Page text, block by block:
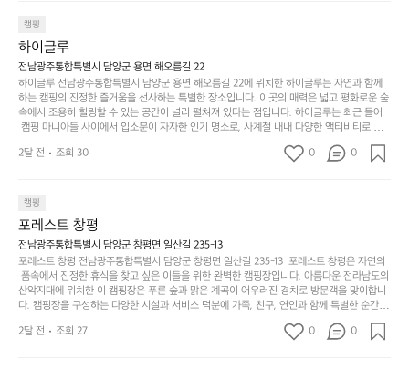
이
걸
리
는
순
다.
그
럴
때
는
차
갑’입
니
다.
일
상
에
고
다
니
고
싶
어
분
하
고,
단
순
하
하
지
않
은
디
자
바로 화장실있음 .5분거리 cu .2분거리 음식점  항구에
서부터 해변까지 버스도 다니네요 ㅎㅎㅎ 아이들 엄청
좋아하네요 점심쯤도착해서 철수할때까지 물놀이 3
타임이나 했네요 ⛱️
항구에서부터 해변까지 버스도 다니네요 ㅎㅎㅎ 아이들 엄청 좋아하네요 점
심쯤도착해서 철수할때까지 물놀이 3타임이나 했네요 ⛱️
포
리
해
변
캠
핑!
무
좋
네
요
이
캠핑
하이글루
전남광주통합특별시 담양군 용면 해오름길 22
하이글루 전남광주통합특별시 담양군 용면 해오름길 22에 위치한 하이글루는 자연과 함께
하는 캠핑의 진정한 즐거움을 선사하는 특별한 장소입니다. 이곳의 매력은 넓고 평화로운 숲
속에서 조용히 힐링할 수 있는 공간이 널리 펼쳐져 있다는 점입니다. 하이글루는 최근 들어
캠핑 마니아들 사이에서 입소문이 자자한 인기 명소로, 사계절 내내 다양한 액티비티로 방
문객들을 맞이합니다. 특히, 하이글루의 독특한 시설인 글램핑 텐트는 고객들에게 아늑한 잠
자리를 제공하며, 캠핑의 매력을 한층 더해 줍니다. 밖에서는 자연의 소리를 들으며, 내부에
함께 좋은 시간을 보낼 수 있다는 것입니다. 또한, 하이글루 인근에는 다양한 트레킹 코스와
자전거 도로가 있어 아웃도어 활동을 좋아하는 이들에게 더욱 참조할 만한 장소가 됩니다.
담양의 아름다운 자연과 함께, 건강한 레저 활동을 즐기며 행복한 캠핑 경험을 쌓으실 수 있
습니다. 하이글루에서 특별한 순간을 만끽해보세요. 따뜻한 햇살과 함께하는 아침, 상징적인
담양의 죽녹원과 함께 어우러진 저녁, 그리고 고요한 밤하늘 아래에서 별을 바라보며 나누는
이야기들은 여러분의 캠핑 여행을 더욱 특별하게 만들어 줄 것입니다.  인기 정도: ★★★★
★
2달 전 조회 30 0 0
캠핑
포레스트 창평
전남광주통합특별시 담양군 창평면 일산길 235-13
포레스트 창평 전남광주통합특별시 담양군 창평면 일산길 235-13  포레스트 창평은 자연의
품속에서 진정한 휴식을 찾고 싶은 이들을 위한 완벽한 캠핑장입니다. 아름다운 전라남도의
산악지대에 위치한 이 캠핑장은 푸른 숲과 맑은 계곡이 어우러진 경치로 방문객을 맞이합니
다. 캠핑장을 구성하는 다양한 시설과 서비스 덕분에 가족, 친구, 연인과 함께 특별한 순간을
만들어갈 수 있는 최적의 공간이 됩니다.  포레스트 창평은 주말마다 직접 재배한 신선한 농
산물을 제공하는 캠핑장으로, 현지에서만 느낄 수 있는 자연의 맛을 경험할 수 있습니다. 또
2달 전 조회 27 0 0